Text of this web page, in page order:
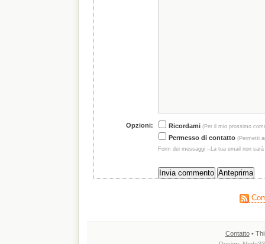
Opzioni: Ricordami (Per il mio prossimo
Permesso di contatto (Permetti
Form dei messaggi --La tua email non
Contatto•